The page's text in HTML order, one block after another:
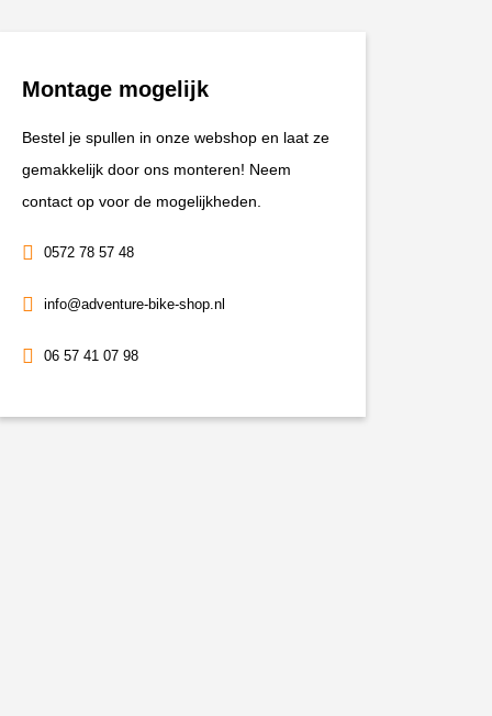
Montage mogelijk
Bestel je spullen in onze webshop en laat ze
gemakkelijk door ons monteren! Neem
contact op voor de mogelijkheden.
0572 78 57 48
info@adventure-bike-shop.nl
06 57 41 07 98